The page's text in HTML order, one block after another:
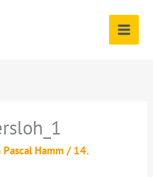
Pascal Hamm/ 14.